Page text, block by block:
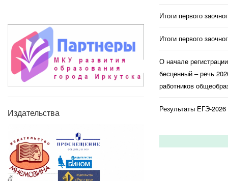
Издательства
Итоги первого
Итоги первого
О начале
бесценный – речь
работников
Результаты ЕГЭ-